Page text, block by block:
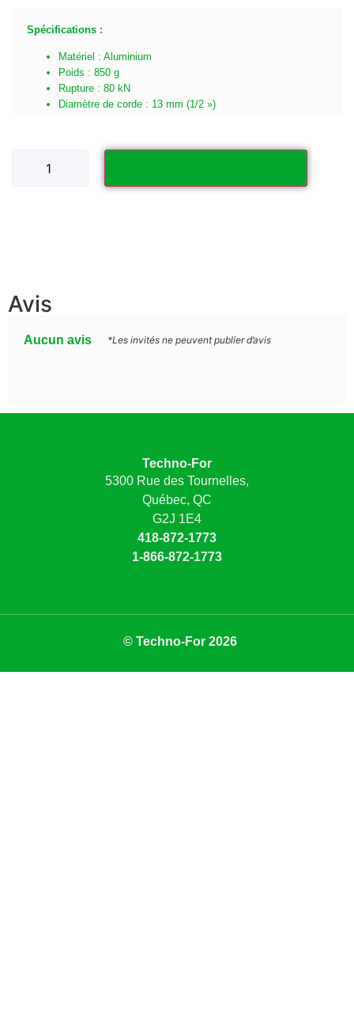
Spécifications :
Matériel : Aluminium
Poids : 850 g
Rupture : 80 kN
Diamètre de corde : 13 mm (1/2 »)
Avis
Aucun avis *Les invités ne peuvent publier d’avis
Techno-For
5300 Rue des Tournelles,
Québec, QC
G2J 1E4
418-872-1773
1-866-872-1773
© Techno-For 2026